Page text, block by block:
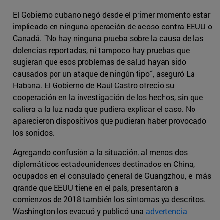
El Gobierno cubano negó desde el primer momento estar
implicado en ninguna operación de acoso contra EEUU o
Canadá. ˝No hay ninguna prueba sobre la causa de las
dolencias reportadas, ni tampoco hay pruebas que
sugieran que esos problemas de salud hayan sido
causados por un ataque de ningún tipo˝, aseguró La
Habana. El Gobierno de Raúl Castro ofreció su
cooperación en la investigación de los hechos, sin que
saliera a la luz nada que pudiera explicar el caso. No
aparecieron dispositivos que pudieran haber provocado
los sonidos.
Agregando confusión a la situación, al menos dos
diplomáticos estadounidenses destinados en China,
ocupados en el consulado general de Guangzhou, el más
grande que EEUU tiene en el país, presentaron a
comienzos de 2018 también los síntomas ya descritos.
Washington los evacuó y publicó una advertencia